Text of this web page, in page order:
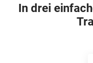
In drei